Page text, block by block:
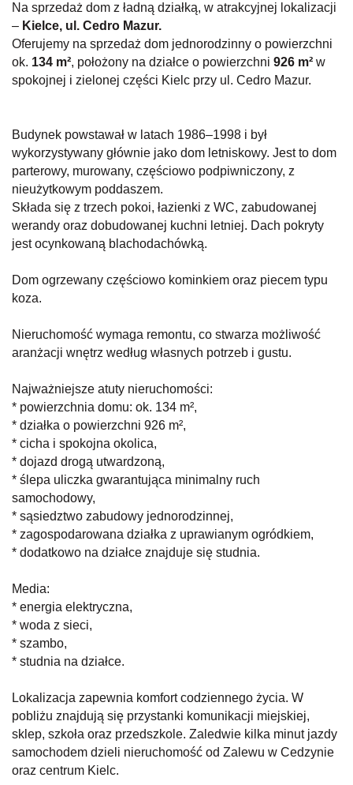
Na sprzedaż dom z ładną działką, w atrakcyjnej lokalizacji
– Kielce, ul. Cedro Mazur.
Oferujemy na sprzedaż dom jednorodzinny o powierzchni
ok. 134 m², położony na działce o powierzchni 926 m² w
spokojnej i zielonej części Kielc przy ul. Cedro Mazur.
Budynek powstawał w latach 1986–1998 i był
wykorzystywany głównie jako dom letniskowy. Jest to dom
parterowy, murowany, częściowo podpiwniczony, z
nieużytkowym poddaszem.
Składa się z trzech pokoi, łazienki z WC, zabudowanej
werandy oraz dobudowanej kuchni letniej. Dach pokryty
jest ocynkowaną blachodachówką.
Dom ogrzewany częściowo kominkiem oraz piecem typu
koza.
Nieruchomość wymaga remontu, co stwarza możliwość
aranżacji wnętrz według własnych potrzeb i gustu.
Najważniejsze atuty nieruchomości:
* powierzchnia domu: ok. 134 m²,
* działka o powierzchni 926 m²,
* cicha i spokojna okolica,
* dojazd drogą utwardzoną,
* ślepa uliczka gwarantująca minimalny ruch
samochodowy,
* sąsiedztwo zabudowy jednorodzinnej,
* zagospodarowana działka z uprawianym ogródkiem,
* dodatkowo na działce znajduje się studnia.
Media:
* energia elektryczna,
* woda z sieci,
* szambo,
* studnia na działce.
Lokalizacja zapewnia komfort codziennego życia. W
pobliżu znajdują się przystanki komunikacji miejskiej,
sklep, szkoła oraz przedszkole. Zaledwie kilka minut jazdy
samochodem dzieli nieruchomość od Zalewu w Cedzynie
oraz centrum Kielc.